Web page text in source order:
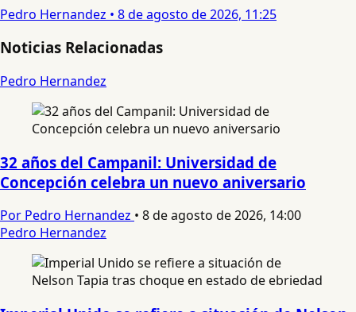
Pedro Hernandez • 8 de agosto de 2026, 11:25
Noticias Relacionadas
Pedro Hernandez
32 años del Campanil: Universidad de
Concepción celebra un nuevo aniversario
Por Pedro Hernandez • 8 de agosto de 2026, 14:00
Pedro Hernandez